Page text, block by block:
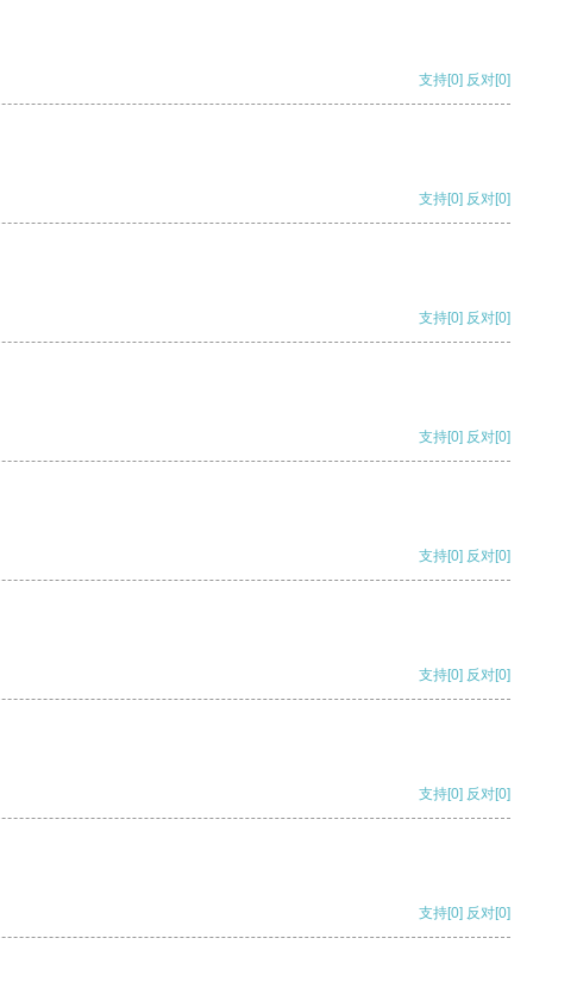
支持[0] 反对[0]
支持[0] 反对[0]
支持[0] 反对[0]
支持[0] 反对[0]
支持[0] 反对[0]
支持[0] 反对[0]
支持[0] 反对[0]
支持[0] 反对[0]